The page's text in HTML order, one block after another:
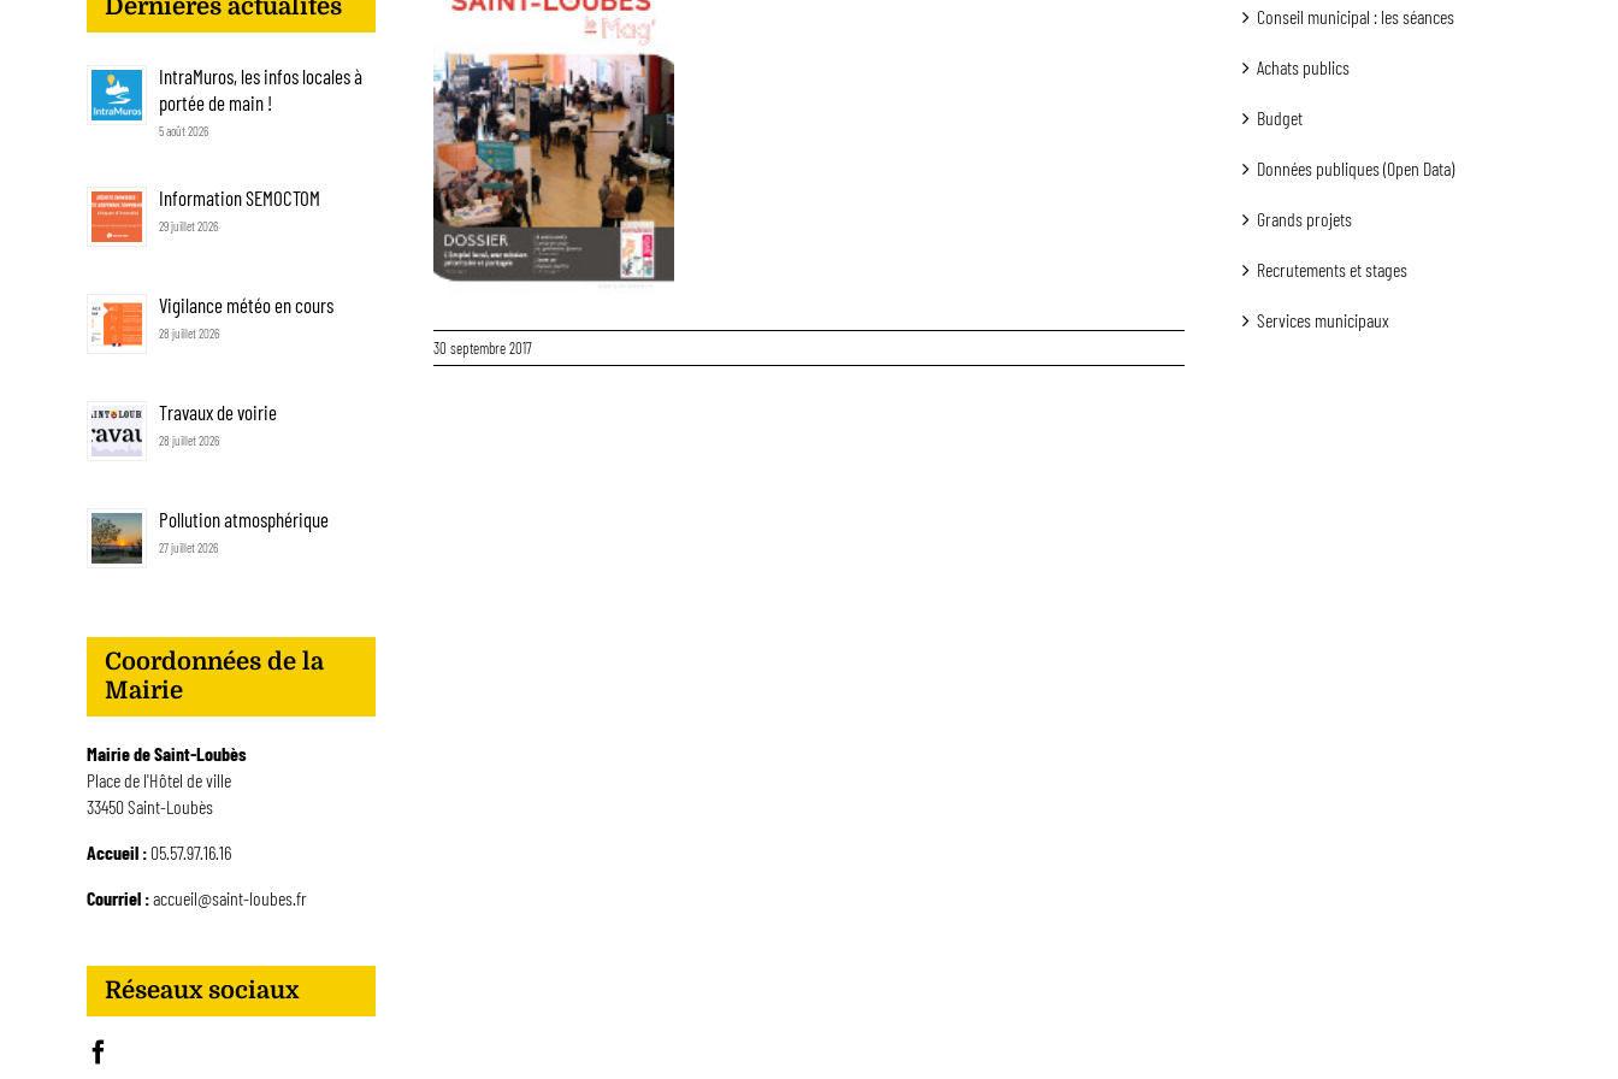
agrandie
30 septembre 2017
Dernières actualités
IntraMuros, les infos locales à
portée de main !
5 août 2026
Information SEMOCTOM
29 juillet 2026
Vigilance météo en cours
28 juillet 2026
Travaux de voirie
28 juillet 2026
Pollution atmosphérique
27 juillet 2026
Coordonnées de la
Mairie
Mairie de Saint-Loubès
Place de l'Hôtel de ville
33450 Saint-Loubès
Accueil :05.57.97.16.16
Courriel :accueil@saint-loubes.fr
Réseaux sociaux
Conseil municipal : les séances
Achats publics
Budget
Données publiques (Open Data)
Grands projets
Recrutements et stages
Services municipaux